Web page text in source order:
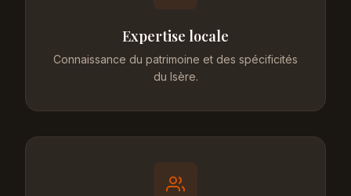
Expertise locale
Connaissance du patrimoine et des spécificités
du Isère.